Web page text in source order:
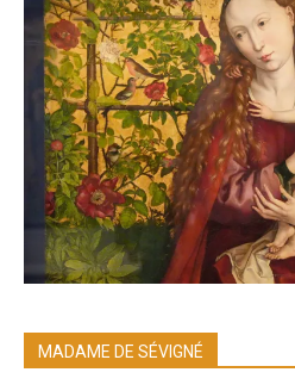
MADAME DE SÉVIGNÉ